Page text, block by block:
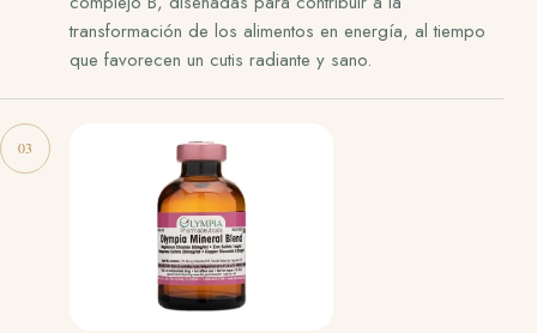
transformación de los alimentos en energía, al tiempo
que favorecen un cutis radiante y sano.